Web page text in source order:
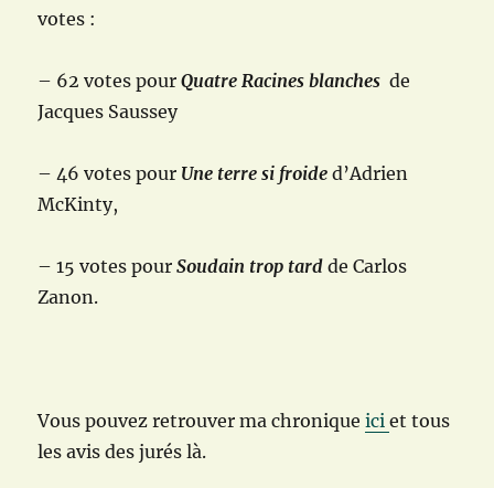
votes :
– 62 votes pourQuatre Racines blanches de
Jacques Saussey
– 46 votes pour Une terre si froide d’Adrien
McKinty,
– 15 votes pourSoudain trop tard de Carlos
Zanon.
Vous pouvez retrouver ma chroniqueiciet tous
les avis des juréslà.